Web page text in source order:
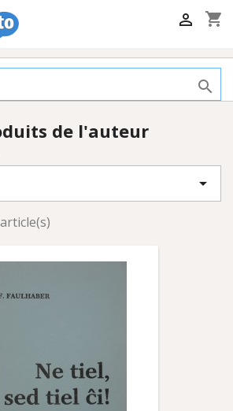
shopping_cart


de l'auteur
